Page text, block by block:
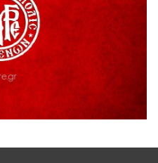
Ταξιάρχη προς κ.
κλάδου ύδρευσης